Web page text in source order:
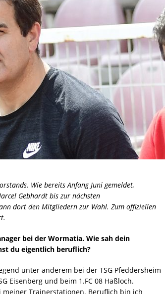
Wie bereits Anfang Juni gemeldet,
Gebhardt bis zur nächsten
dort den Mitgliedern zur Wahl. Zum offiziellen
bei der Wormatia. Wie sah dein
du eigentlich beruflich?
unter anderem bei der TSG Pfeddersheim
Eisenberg und beim 1.FC 08 Haßloch.
Trainerstationen. Beruflich bin ich